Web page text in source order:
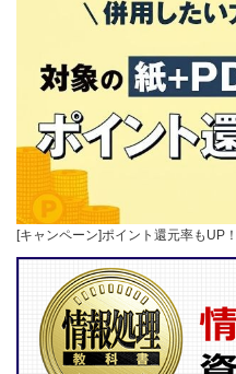
[キャンペーン]ポイント還元率もUP